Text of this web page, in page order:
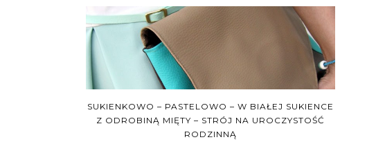
SUKIENKOWO – PASTELOWO – W BIAŁEJ SUKIENCE
Z ODROBINĄ MIĘTY – STRÓJ NA UROCZYSTOŚĆ
RODZINNĄ